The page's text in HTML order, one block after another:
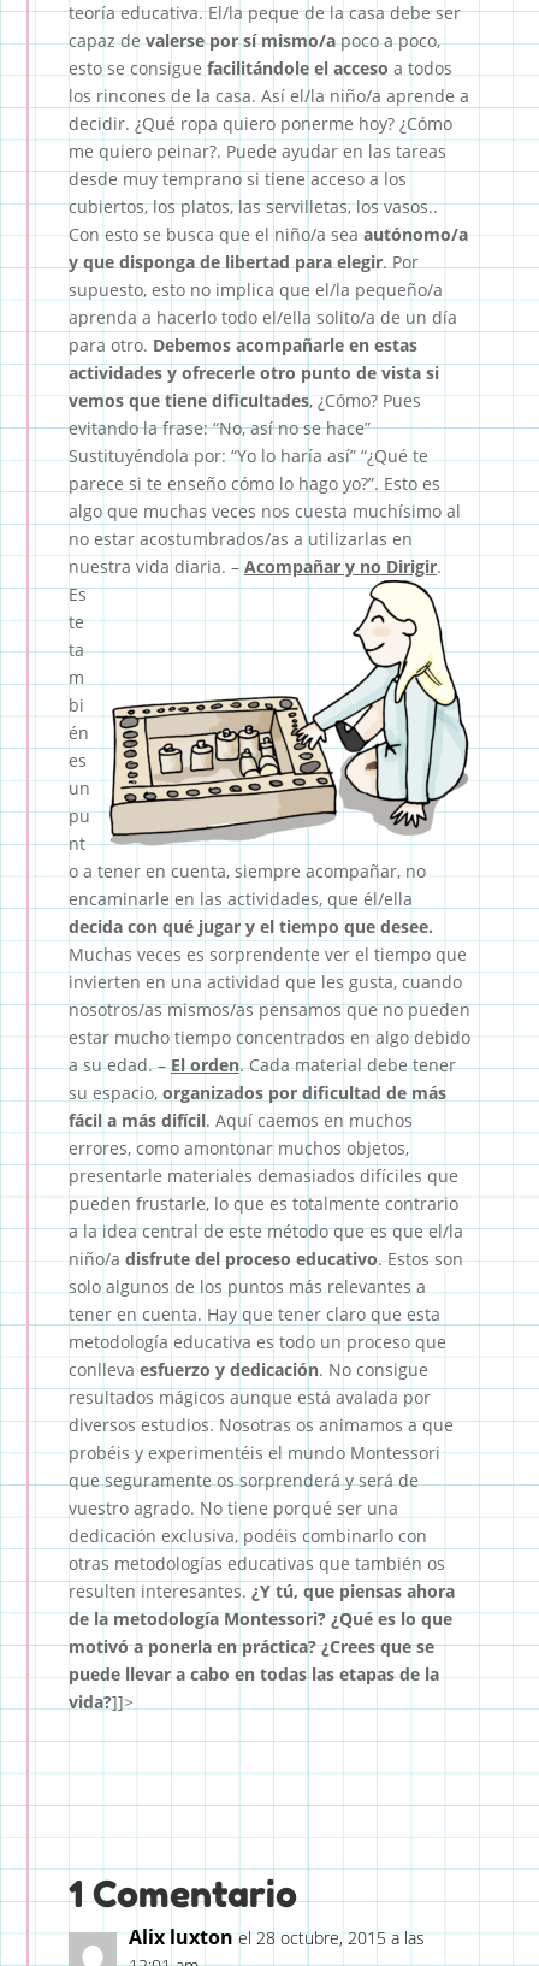
teoría educativa. El/la peque de la casa debe ser
capaz devalerse por sí mismo/apoco a poco,
esto se consigue facilitándole el acceso a todos
los rincones de la casa. Así el/la niño/a aprende a
decidir. ¿Qué ropa quiero ponerme hoy? ¿Cómo
me quiero peinar?. Puede ayudar en las tareas
desde muy temprano si tiene acceso a los
cubiertos, los platos, las servilletas, los vasos..
Con esto se busca que el niño/a seaautónomo/a
y que disponga de libertad para elegir. Por
supuesto, esto no implica que el/la pequeño/a
aprenda a hacerlo todo el/ella solito/a de un día
para otro. Debemos acompañarle en estas
actividades y ofrecerle otro punto de vista si
vemos que tiene dificultades, ¿Cómo? Pues
evitando la frase: “No, así no se hace”
Sustituyéndola por: “Yo lo haría así” “¿Qué te
parece si te enseño cómo lo hago yo?”. Esto es
algo que muchas veces nos cuesta muchísimo al
no estar acostumbrados/as a utilizarlas en
nuestra vida diaria. – Acompañar y no Dirigir.
Es
te
ta
m
bi
én
es
un
pu
nt
o a tener en cuenta, siempre acompañar, no
encaminarle en las actividades, que él/ella
decida con qué jugar y el tiempo que desee.
Muchas veces es sorprendente ver el tiempo que
invierten en una actividad que les gusta, cuando
nosotros/as mismos/as pensamos que no pueden
estar mucho tiempo concentrados en algo debido
a su edad. –El orden. Cada material debe tener
su espacio, organizados por dificultad de más
fácil a más difícil. Aquí caemos en muchos
errores, como amontonar muchos objetos,
presentarle materiales demasiados difíciles que
pueden frustarle, lo que es totalmente contrario
a la idea central de este método que es que el/la
niño/adisfrute del proceso educativo. Estos son
solo algunos de los puntos más relevantes a
tener en cuenta. Hay que tener claro que esta
metodología educativa es todo un proceso que
conlleva esfuerzo y dedicación. No consigue
resultados mágicos aunque está avalada por
diversos estudios. Nosotras os animamos a que
probéis y experimentéis el mundo Montessori
que seguramente os sorprenderá y será de
vuestro agrado. No tiene porqué ser una
dedicación exclusiva, podéis combinarlo con
otras metodologías educativas que también os
resulten interesantes. ¿Y tú, que piensas ahora
de la metodología Montessori? ¿Qué es lo que
motivó a ponerla en práctica? ¿Crees que se
puede llevar a cabo en todas las etapas de la
vida?]]>
1 Comentario
Alix luxton el 28 octubre, 2015 a las